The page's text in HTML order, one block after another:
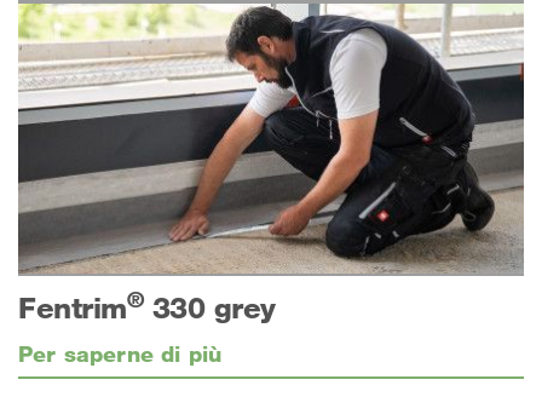
Fentrim® 330 grey
Per saperne di più